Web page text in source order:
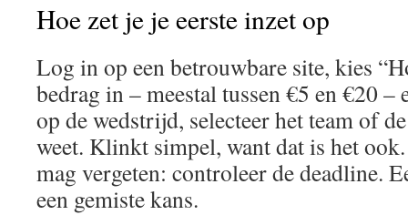
Hoe zet je je eerste inzet op
Log in op een betrouwbare site, kies
bedrag in – meestal tussen €5 en €20
op de wedstrijd, selecteer het team of
weet. Klinkt simpel, want dat is het
mag vergeten: controleer de deadline.
een gemiste kans.